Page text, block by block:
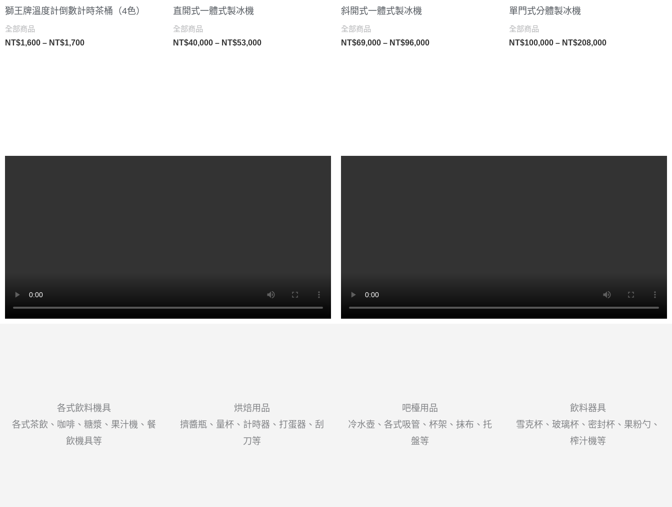
獅王牌溫度計倒數計時茶桶（4色）
全部商品
NT$1,600 – NT$1,700
範
圍：
直開式一體式製冰機
全部商品
NT$40,000 – NT$53,000
斜開式一體式製冰機
全部商品
NT$69,000 – NT$96,000
單門式分體製冰機
全部商品
NT$100,000 – NT$208,000
各式飲料機具
各式茶飲、咖啡、糖漿、果汁機、餐
飲機具等
烘焙用品
擠醬瓶、量杯、計時器、打蛋器、刮
刀等
吧檯用品
冷水壺、各式吸管、杯架、抹布、托
盤等
飲料器具
雪克杯、玻璃杯、密封杯、果粉勺、
榨汁機等